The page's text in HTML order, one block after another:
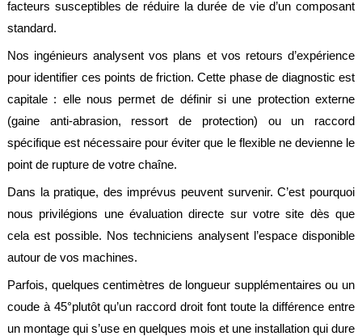
facteurs susceptibles de réduire la durée de vie d’un composant
standard.
Nos ingénieurs analysent vos plans et vos retours d’expérience
pour identifier ces points de friction. Cette phase de diagnostic est
capitale : elle nous permet de définir si une protection externe
(gaine anti-abrasion, ressort de protection) ou un raccord
spécifique est nécessaire pour éviter que le flexible ne devienne le
point de rupture de votre chaîne.
Dans la pratique, des imprévus peuvent survenir. C’est pourquoi
nous privilégions une évaluation directe sur votre site dès que
cela est possible. Nos techniciens analysent l’espace disponible
autour de vos machines.
Parfois, quelques centimètres de longueur supplémentaires ou un
coude à 45°plutôt qu’un raccord droit font toute la différence entre
un montage qui s’use en quelques mois et une installation qui dure